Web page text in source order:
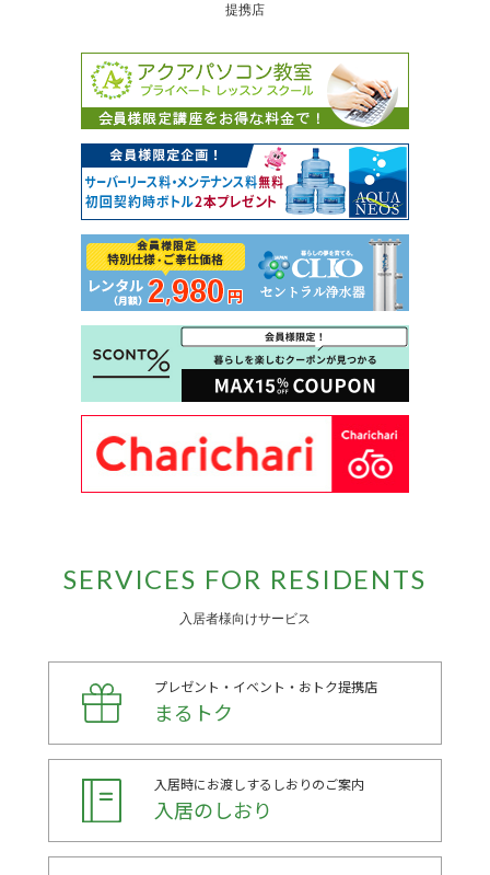
提携店
SERVICES FOR RESIDENTS
入居者様向けサービス
プレゼント・イベント・おトク提携店
まるトク
入居時にお渡しするしおりのご案内
入居のしおり